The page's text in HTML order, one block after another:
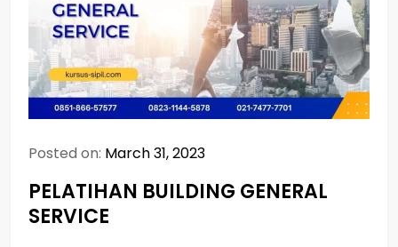
Posted on: March 31, 2023
PELATIHAN BUILDING GENERAL
SERVICE